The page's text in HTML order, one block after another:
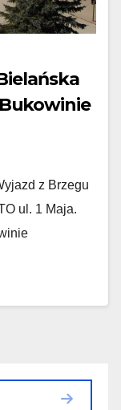
z Brzegu
ul. 1 Maja.